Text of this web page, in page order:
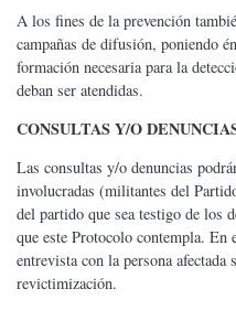
A los fines de la prevención
campañas de difusión, poniendo
formación necesaria para la
deban ser atendidas.
CONSULTAS Y/O
Las consultas y/o denuncias
involucradas (militantes del
del partido que sea testigo de los
que este Protocolo contempla. En
entrevista con la persona
revictimización.